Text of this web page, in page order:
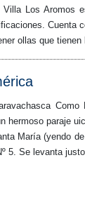
Los Aromos
Cuenta
ollas que tienen
hermoso paraje
María (yendo
5. Se levanta